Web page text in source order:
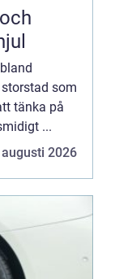
som
tänka på
...
2026